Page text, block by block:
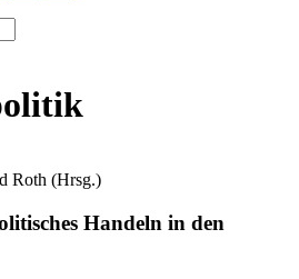
Roth (Hrsg.)
Handeln in den